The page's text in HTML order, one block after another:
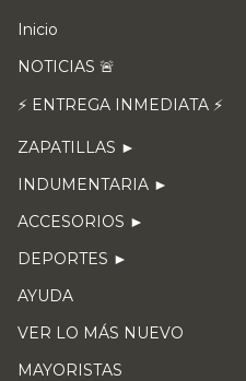
Inicio
NOTICIAS 🚨
⚡ ENTREGA INMEDIATA ⚡
ZAPATILLAS ►
INDUMENTARIA ►
ACCESORIOS ►
DEPORTES ►
AYUDA
VER LO MÁS NUEVO
MAYORISTAS